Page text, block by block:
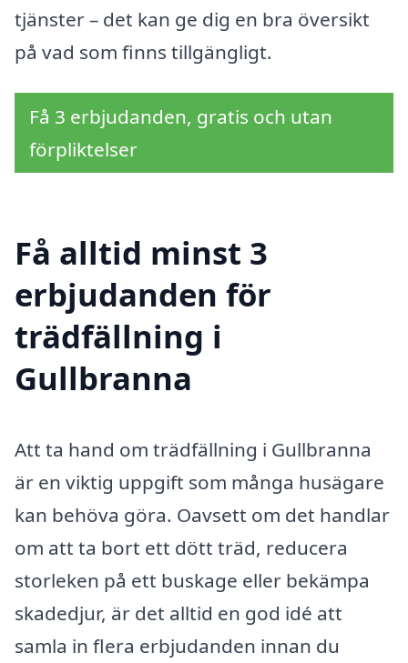
tjänster – det kan ge dig en bra översikt
på vad som finns tillgängligt.
Få 3 erbjudanden, gratis och utan
förpliktelser
Få alltid minst 3
erbjudanden för
trädfällning i
Gullbranna
Att ta hand om trädfällning i Gullbranna
är en viktig uppgift som många husägare
kan behöva göra. Oavsett om det handlar
om att ta bort ett dött träd, reducera
storleken på ett buskage eller bekämpa
skadedjur, är det alltid en god idé att
samla in flera erbjudanden innan du